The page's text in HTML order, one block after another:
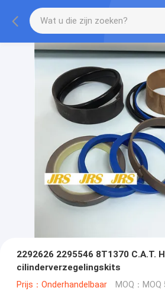
2292626 2295546 8T1370 C.A.T.
cilinderverzegelingskits
Prijs：Onderhandelbaar MOQ：MOQ